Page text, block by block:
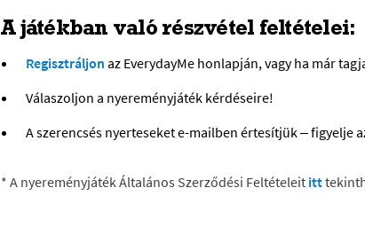
A játékban való részvétel feltételei:
Regisztráljon az EverydayMe honlapján, vagy ha már
Válaszoljon a nyereményjáték kérdéseire!
A szerencsés nyerteseket e-mailben értesítjük – figyelje
* A nyereményjáték Általános Szerződési Feltételeit itt